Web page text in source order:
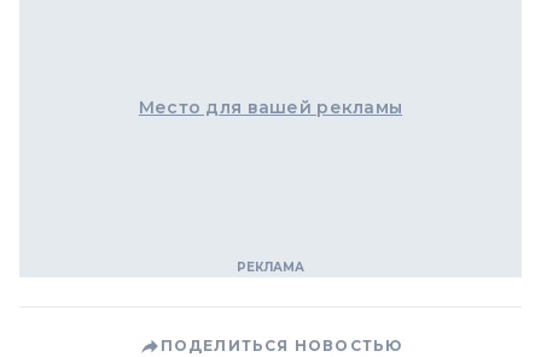
Место для вашей рекламы
ПОДЕЛИТЬСЯ НОВОСТЬЮ